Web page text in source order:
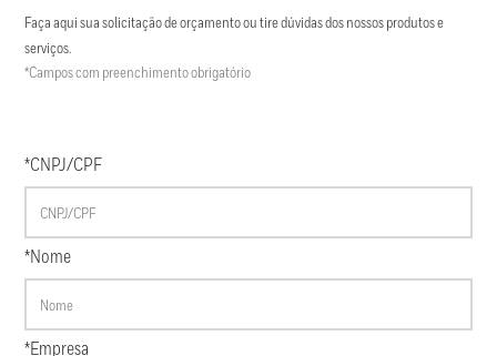
Faça aqui sua solicitação de orçamento ou tire dúvidas dos nossos produtos e
serviços.
*Campos com preenchimento obrigatório
*CNPJ/CPF
*Nome
*Empresa